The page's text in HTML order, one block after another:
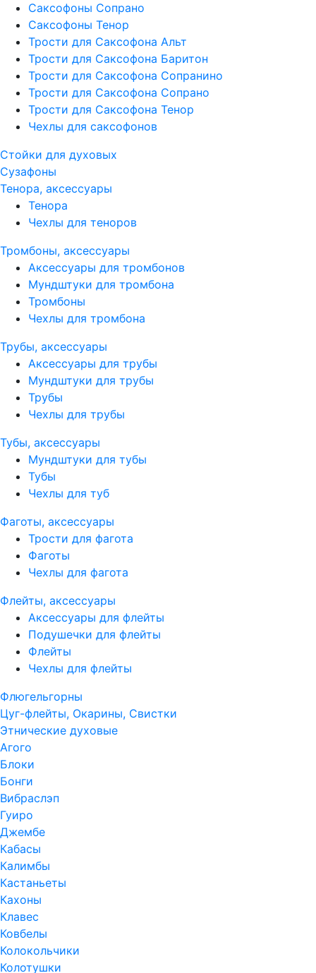
Саксофоны Сопрано
Саксофоны Тенор
Трости для Саксофона Альт
Трости для Саксофона Баритон
Трости для Саксофона Сопранино
Трости для Саксофона Сопрано
Трости для Саксофона Тенор
Чехлы для саксофонов
Стойки для духовых
Сузафоны
Тенора, аксессуары
Тенора
Чехлы для теноров
Тромбоны, аксессуары
Аксессуары для тромбонов
Мундштуки для тромбона
Тромбоны
Чехлы для тромбона
Трубы, аксессуары
Аксессуары для трубы
Мундштуки для трубы
Трубы
Чехлы для трубы
Тубы, аксессуары
Мундштуки для тубы
Тубы
Чехлы для туб
Фаготы, аксессуары
Трости для фагота
Фаготы
Чехлы для фагота
Флейты, аксессуары
Аксессуары для флейты
Подушечки для флейты
Флейты
Чехлы для флейты
Флюгельгорны
Цуг-флейты, Окарины, Свистки
Этнические духовые
Агого
Блоки
Бонги
Вибраслэп
Гуиро
Джембе
Кабасы
Калимбы
Кастаньеты
Кахоны
Клавес
Ковбелы
Колокольчики
Колотушки